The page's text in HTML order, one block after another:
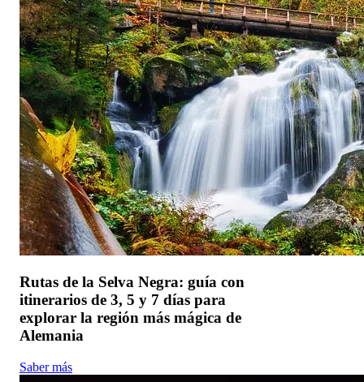
Rutas de la Selva Negra: guía con
itinerarios de 3, 5 y 7 días para
explorar la región más mágica de
Alemania
Saber más